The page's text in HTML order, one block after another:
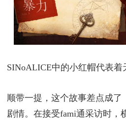
SINoALICE中的小红帽代表着
顺带一提，这个故事差点成了
剧情。在接受fami通采访时，